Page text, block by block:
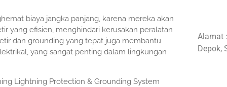
biaya jangka panjang, karena mereka akan
yang efisien, menghindari kerusakan peralatan
dan grounding yang tepat juga membantu
yang sangat penting dalam lingkungan
Lightning Protection & Grounding System
Alamat
Depok,